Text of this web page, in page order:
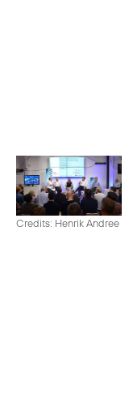
Credits: Henrik Andree